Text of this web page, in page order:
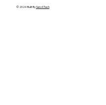
© 2024 Built ByServ4Tech